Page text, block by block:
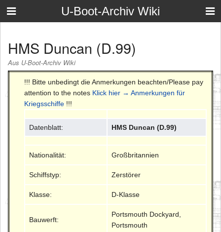
U-Boot-Archiv Wiki
HMS Duncan (D.99)
Aus U-Boot-Archiv Wiki
!!! Bitte unbedingt die Anmerkungen beachten/Please pay
attention to the notes Klick hier → Anmerkungen für
Kriegsschiffe !!!
Datenblatt: HMS Duncan (D.99)
Nationalität: Großbritannien
Schiffstyp: Zerstörer
Klasse: D-Klasse
Bauwerft:
Portsmouth Dockyard,
Portsmouth